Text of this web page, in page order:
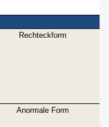
Rechteckform
Anormale Form